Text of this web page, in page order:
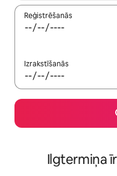
Reģistrēšanās
Izrakstīšanās
Ilgtermiņa